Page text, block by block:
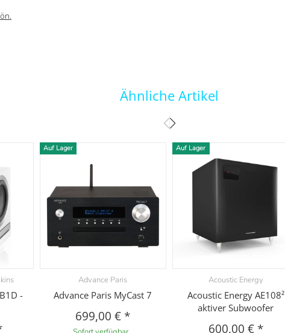
Ähnliche Artikel
-
Auf Lager
Advance Paris
Advance Paris MyCast 7
699,00 € *
Auf Lager
Acoustic Energy
Acoustic Energy AE108²
aktiver Subwoofer
600,00 € *